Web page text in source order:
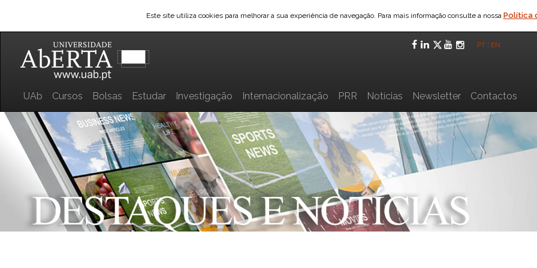
Este site utiliza cookies para melhorar a sua experiência de navegação. Para mais informação consulte a nossa Política
Facebook
LinkedIn
Twitter
YouTube
PT EN
UAb Cursos Bolsas Estudar Investigação Internacionalização PRR Notícias Newsletter Contactos